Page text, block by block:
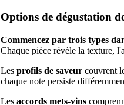
Options de dégustation
Commencez par trois types
Chaque pièce révèle la texture,
Les profils de saveur couvrent
chaque note persiste
Les accords mets-vins